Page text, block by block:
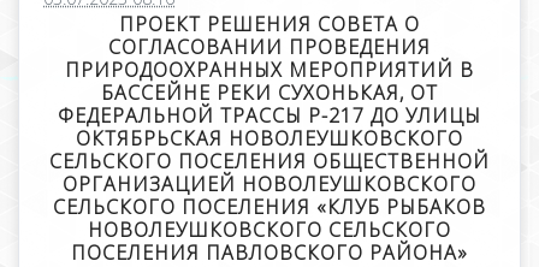
ПРОЕКТ РЕШЕНИЯ СОВЕТА О
СОГЛАСОВАНИИ ПРОВЕДЕНИЯ
ПРИРОДООХРАННЫХ МЕРОПРИЯТИЙ В
БАССЕЙНЕ РЕКИ СУХОНЬКАЯ, ОТ
ФЕДЕРАЛЬНОЙ ТРАССЫ Р-217 ДО УЛИЦЫ
ОКТЯБРЬСКАЯ НОВОЛЕУШКОВСКОГО
СЕЛЬСКОГО ПОСЕЛЕНИЯ ОБЩЕСТВЕННОЙ
ОРГАНИЗАЦИЕЙ НОВОЛЕУШКОВСКОГО
СЕЛЬСКОГО ПОСЕЛЕНИЯ «КЛУБ РЫБАКОВ
НОВОЛЕУШКОВСКОГО СЕЛЬСКОГО
ПОСЕЛЕНИЯ ПАВЛОВСКОГО РАЙОНА»